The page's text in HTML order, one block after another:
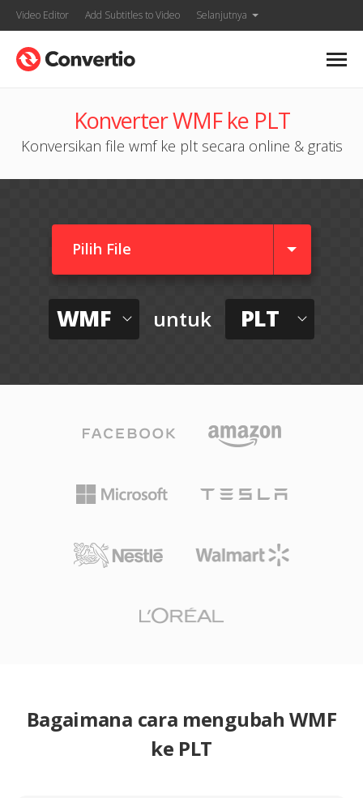
Video Editor Add Subtitles to Video Selanjutnya
Konverter WMF ke PLT
Konversikan file wmf ke plt secara online & gratis
Pilih File
WMF untuk PLT
Bagaimana cara mengubah WMF
ke PLT